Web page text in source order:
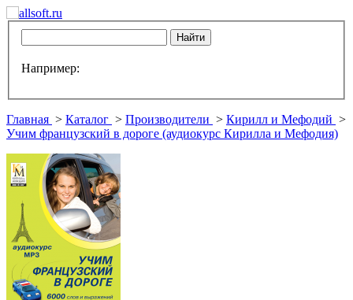
Например:
Главная > Каталог > Производители > Кирилл и Мефодий >
Учим французский в дороге (аудиокурс Кирилла и Мефодия)